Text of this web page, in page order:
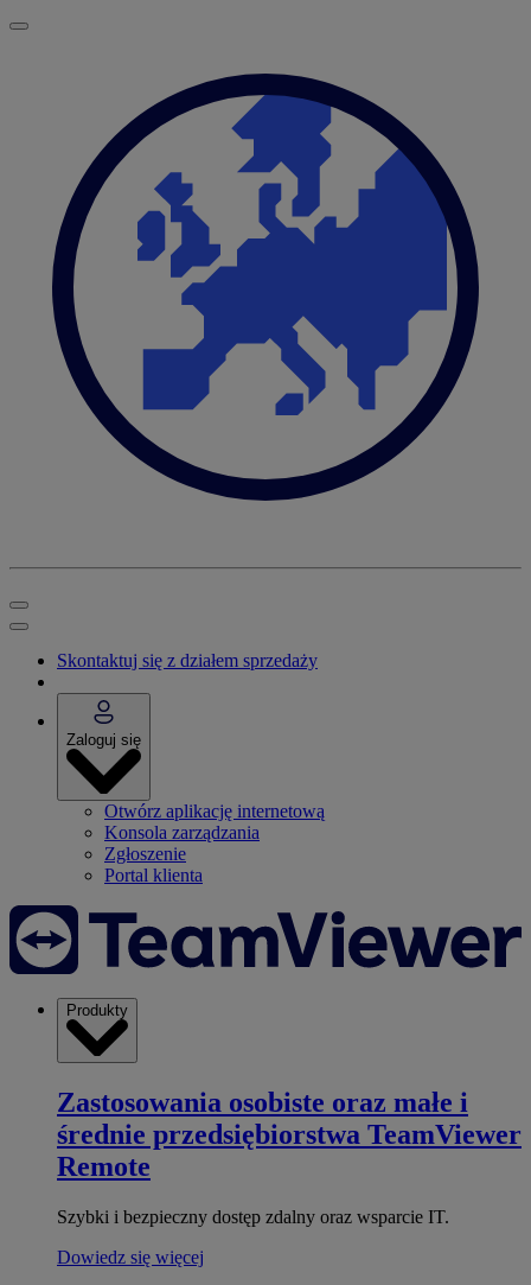
Skontaktuj się z działem sprzedaży
Zaloguj się
Otwórz aplikację internetową
Konsola zarządzania
Zgłoszenie
Portal klienta
Produkty
Zastosowania osobiste oraz małe i
średnie przedsiębiorstwa TeamViewer
Remote
Szybki i bezpieczny dostęp zdalny oraz wsparcie IT.
Dowiedz się więcej